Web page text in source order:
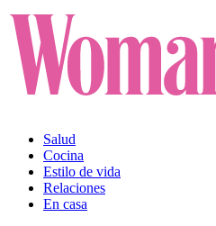
Salud
Cocina
Estilo de vida
Relaciones
En casa